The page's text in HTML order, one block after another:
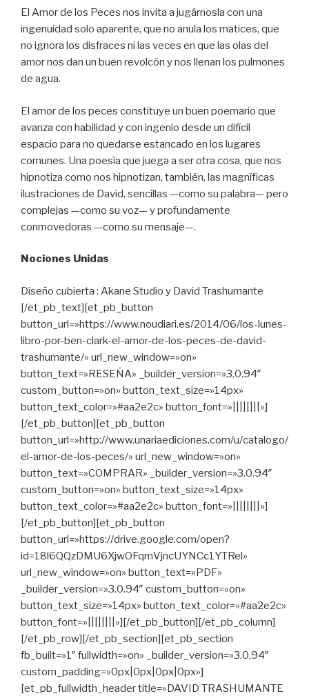
El Amor de los Peces nos invita a jugárnosla con una
ingenuidad solo aparente, que no anula los matices, que
no ignora los disfraces ni las veces en que las olas del
amor nos dan un buen revolcón y nos llenan los pulmones
de agua.
El amor de los peces constituye un buen poemario que
avanza con habilidad y con ingenio desde un difícil
espacio para no quedarse estancado en los lugares
comunes. Una poesía que juega a ser otra cosa, que nos
hipnotiza como nos hipnotizan, también, las magníficas
ilustraciones de David, sencillas —como su palabra— pero
complejas —como su voz— y profundamente
conmovedoras —como su mensaje—.
Nociones Unidas
Diseño cubierta : Akane Studio y David Trashumante
[/et_pb_text][et_pb_button
button_url=»https://www.noudiari.es/2014/06/los-lunes-
libro-por-ben-clark-el-amor-de-los-peces-de-david-
trashumante/» url_new_window=»on»
button_text=»RESEÑA» _builder_version=»3.0.94″
custom_button=»on» button_text_size=»14px»
button_text_color=»#aa2e2c» button_font=»||||||||»]
[/et_pb_button][et_pb_button
button_url=»http://www.unariaediciones.com/u/catalogo/
el-amor-de-los-peces/» url_new_window=»on»
button_text=»COMPRAR» _builder_version=»3.0.94″
custom_button=»on» button_text_size=»14px»
button_text_color=»#aa2e2c» button_font=»||||||||»]
[/et_pb_button][et_pb_button
button_url=»https://drive.google.com/open?
id=18l6QQzDMU6XjwOFqmVjncUYNCc1YTRel»
url_new_window=»on» button_text=»PDF»
_builder_version=»3.0.94″ custom_button=»on»
button_text_size=»14px» button_text_color=»#aa2e2c»
button_font=»||||||||»][/et_pb_button][/et_pb_column]
[/et_pb_row][/et_pb_section][et_pb_section
fb_built=»1″ fullwidth=»on» _builder_version=»3.0.94″
custom_padding=»0px|0px|0px|0px»]
[et_pb_fullwidth_header title=»DAVID TRASHUMANTE